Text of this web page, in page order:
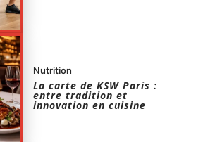
Nutrition
La carte de KSW Paris :
entre tradition et
innovation en cuisine